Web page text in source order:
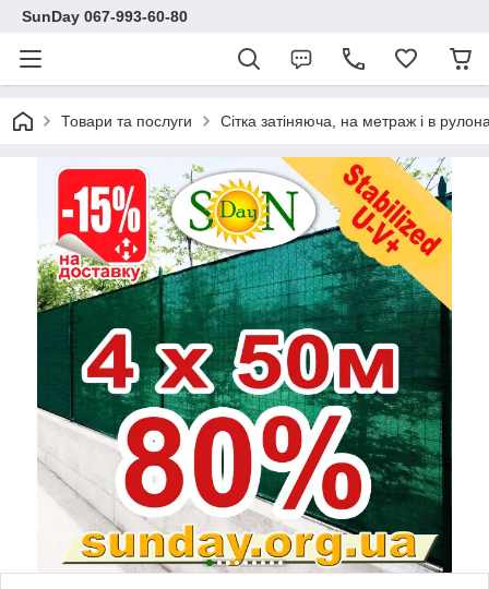
SunDay 067-993-60-80
Товари та послуги Сітка затіняюча, на метраж і в